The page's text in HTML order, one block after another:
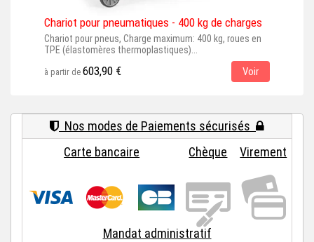
Chariot pour pneumatiques - 400 kg de charges
Chariot pour pneus, Charge maximum: 400 kg, roues en
TPE (élastomères thermoplastiques)...
à partir de 603,90 € Voir
Nos modes de Paiements sécurisés
Carte bancaire
Chèque Virement
Mandat administratif